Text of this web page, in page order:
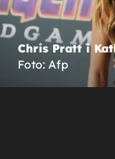
Chris Pratt i
Foto: Afp